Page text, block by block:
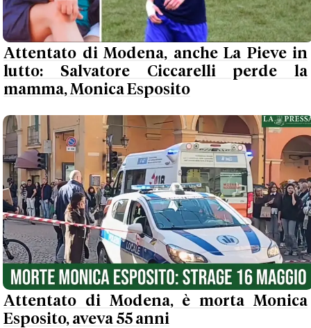
Attentato di Modena, anche La Pieve in
lutto: Salvatore Ciccarelli perde la
mamma, Monica Esposito
Attentato di Modena, è morta Monica
Esposito, aveva 55 anni